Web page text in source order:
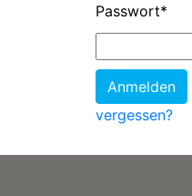
Passwort*
vergessen?